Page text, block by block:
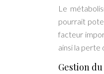
Le
pourrait
facteur
ainsi la perte
Gestion